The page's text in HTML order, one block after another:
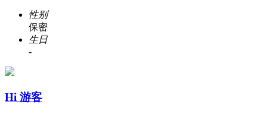
性别
保密
生日
-
Hi 游客